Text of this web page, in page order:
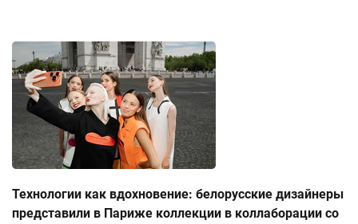
Технологии как вдохновение: белорусские дизайнеры
представили в Париже коллекции в коллаборации со